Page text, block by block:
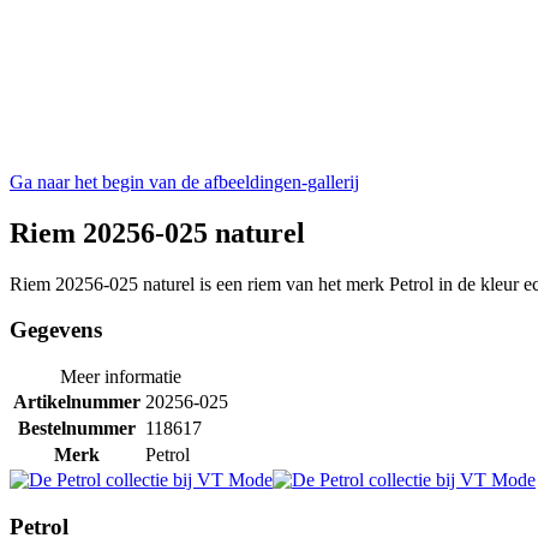
Ga naar het begin van de afbeeldingen-gallerij
Riem 20256-025 naturel
Riem 20256-025 naturel is een riem van het merk Petrol in de kleur
Gegevens
Meer informatie
Artikelnummer 20256-025
Bestelnummer 118617
Merk
Petrol
Petrol